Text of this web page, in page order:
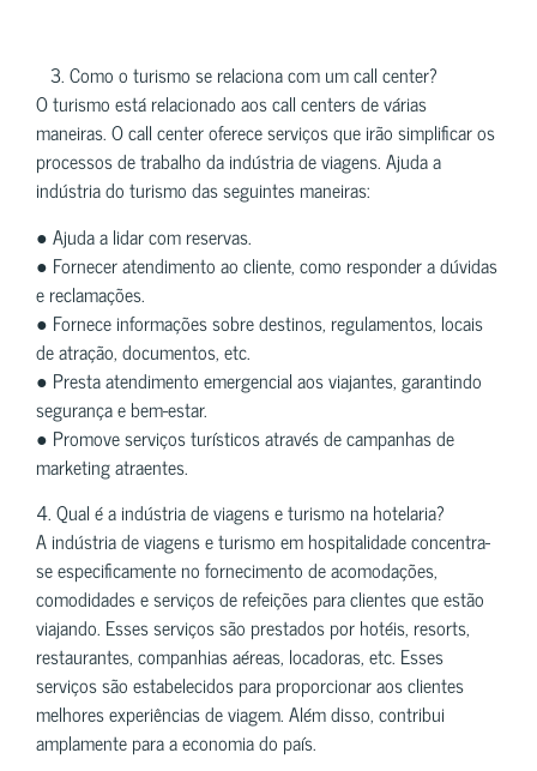
3. Como o turismo se relaciona com um call center?
O turismo está relacionado aos call centers de várias
maneiras. O call center oferece serviços que irão simplificar os
processos de trabalho da indústria de viagens. Ajuda a
indústria do turismo das seguintes maneiras:
● Ajuda a lidar com reservas.
● Fornecer atendimento ao cliente, como responder a dúvidas
e reclamações.
● Fornece informações sobre destinos, regulamentos, locais
de atração, documentos, etc.
● Presta atendimento emergencial aos viajantes, garantindo
segurança e bem-estar.
● Promove serviços turísticos através de campanhas de
marketing atraentes.
4. Qual é a indústria de viagens e turismo na hotelaria?
A indústria de viagens e turismo em hospitalidade concentra-
se especificamente no fornecimento de acomodações,
comodidades e serviços de refeições para clientes que estão
viajando. Esses serviços são prestados por hotéis, resorts,
restaurantes, companhias aéreas, locadoras, etc. Esses
serviços são estabelecidos para proporcionar aos clientes
melhores experiências de viagem. Além disso, contribui
amplamente para a economia do país.